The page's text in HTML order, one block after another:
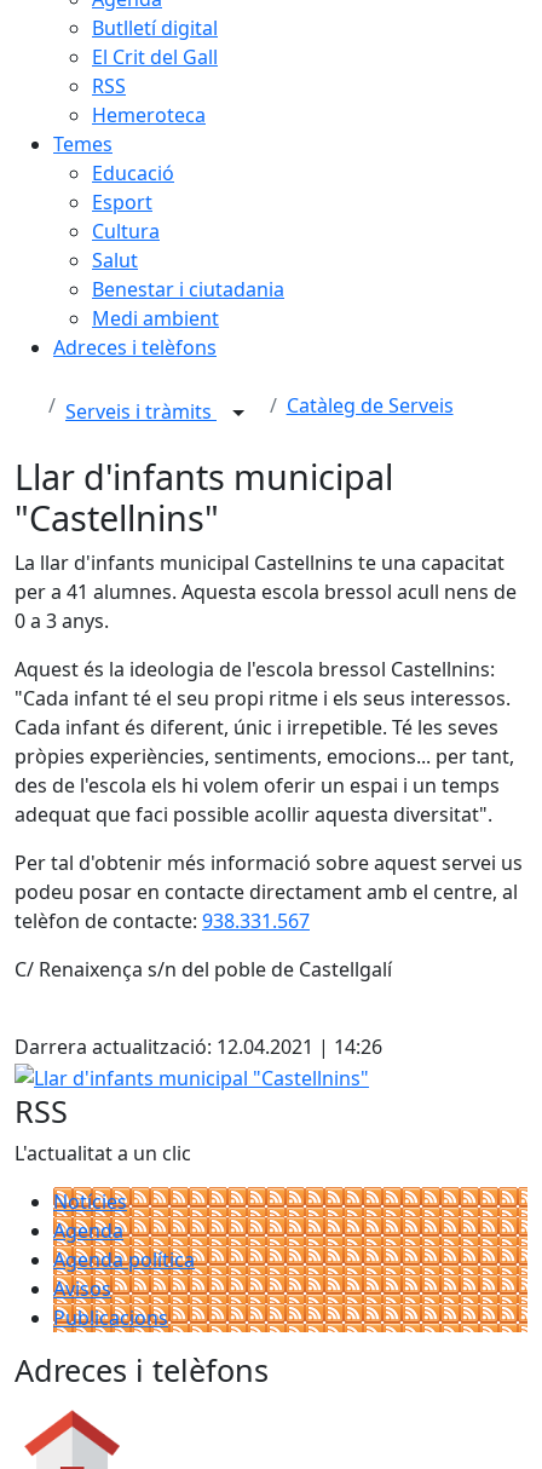
Butlletí digital
El Crit del Gall
RSS
Hemeroteca
Temes
Educació
Esport
Cultura
Salut
Benestar i ciutadania
Medi ambient
Adreces i telèfons
Serveis i tràmits Catàleg de Serveis
Llar d'infants municipal
"Castellnins"
La llar d'infants municipal Castellnins te una capacitat
per a 41 alumnes. Aquesta escola bressol acull nens de
0 a 3 anys.
Aquest és la ideologia de l'escola bressol Castellnins:
"Cada infant té el seu propi ritme i els seus interessos.
Cada infant és diferent, únic i irrepetible. Té les seves
pròpies experiències, sentiments, emocions... per tant,
des de l'escola els hi volem oferir un espai i un temps
adequat que faci possible acollir aquesta diversitat".
Per tal d'obtenir més informació sobre aquest servei us
podeu posar en contacte directament amb el centre, al
telèfon de contacte: 938.331.567
C/ Renaixença s/n del poble de Castellgalí
Darrera actualització: 12.04.2021 | 14:26
Llar d'infants municipal "Castellnins"
RSS
L'actualitat a un clic
Notícies
Agenda
Agenda política
Avisos
Publicacions
Adreces i telèfons